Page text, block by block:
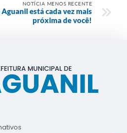
NOTÍCIA MENOS RECENTE
está cada vez mais
próxima de você!